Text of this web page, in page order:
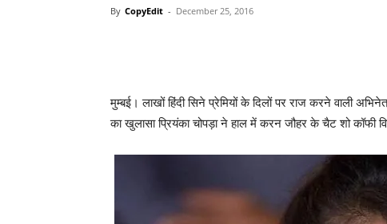
By CopyEdit - December 25, 2016
मुम्‍बई। लाखों हिंदी सिने प्रेमियों के दिलों पर राज करने वाली
का खुलासा प्रियंका चोपड़ा ने हाल में करन जौहर के चैट शो कॉफी